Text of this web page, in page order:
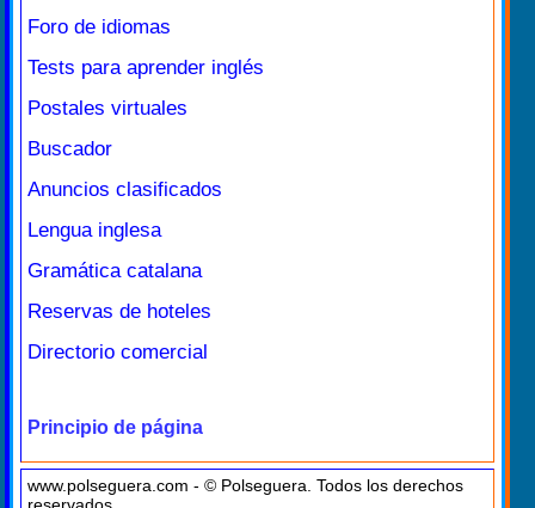
Foro de idiomas
Tests para aprender inglés
Postales virtuales
Buscador
Anuncios clasificados
Lengua inglesa
Gramática catalana
Reservas de hoteles
Directorio comercial
Principio de página
www.polseguera.com - © Polseguera. Todos los derechos